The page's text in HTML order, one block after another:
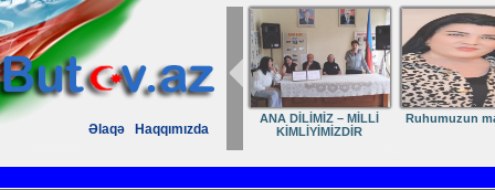
Əlaqə Haqqımızda
ANA DİLİMİZ – MİLLİ
KİMLİYİMİZDİR
Ruhumuzun